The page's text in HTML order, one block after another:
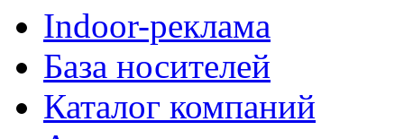
Indoor-реклама
База носителей
Каталог компаний